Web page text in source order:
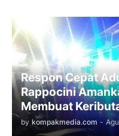
Respon Cepat
Rappocini
Membuat
by kompakmedia.com -